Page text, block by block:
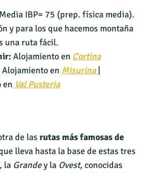
Media IBP= 75 (prep. física media).
y para los que hacemos montaña
una ruta fácil.
Alojamiento en Cortina
en Misurina
en Val Pusteria
de lasrutas más famosas de
lleva hasta la base de estas tres
la Grandey la Ovest, conocidas